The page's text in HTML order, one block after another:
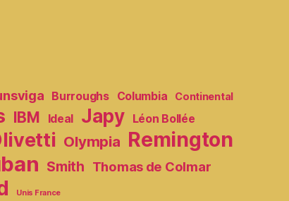
Burroughs Columbia Continental
IBM Ideal Japy
Léon Bollée
Olympia Remington
Smith Thomas de Colmar
Unis France